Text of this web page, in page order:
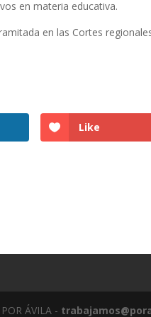
en materia educativa.
en las Cortes
Like
ÁVILA -